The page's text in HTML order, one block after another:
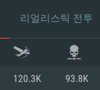
리얼리스틱 전투
120.3K 93.8K